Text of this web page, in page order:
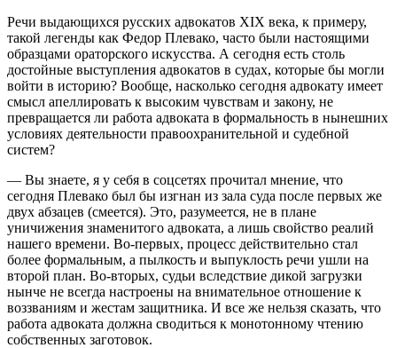
Речи выдающихся русских адвокатов XIX века, к примеру,
такой легенды как Федор Плевако, часто были настоящими
образцами ораторского искусства. А сегодня есть столь
достойные выступления адвокатов в судах, которые бы могли
войти в историю? Вообще, насколько сегодня адвокату имеет
смысл апеллировать к высоким чувствам и закону, не
превращается ли работа адвоката в формальность в нынешних
условиях деятельности правоохранительной и судебной
систем?
— Вы знаете, я у себя в соцсетях прочитал мнение, что
сегодня Плевако был бы изгнан из зала суда после первых же
двух абзацев (смеется). Это, разумеется, не в плане
уничижения знаменитого адвоката, а лишь свойство реалий
нашего времени. Во-первых, процесс действительно стал
более формальным, а пылкость и выпуклость речи ушли на
второй план. Во-вторых, судьи вследствие дикой загрузки
нынче не всегда настроены на внимательное отношение к
воззваниям и жестам защитника. И все же нельзя сказать, что
работа адвоката должна сводиться к монотонному чтению
собственных заготовок.